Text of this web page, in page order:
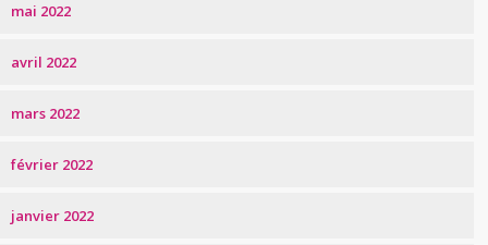
mai 2022
avril 2022
mars 2022
février 2022
janvier 2022